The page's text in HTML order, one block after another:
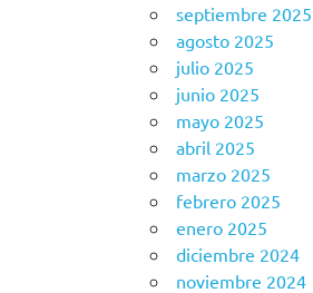
septiembre 2025
agosto 2025
julio 2025
junio 2025
mayo 2025
abril 2025
marzo 2025
febrero 2025
enero 2025
diciembre 2024
noviembre 2024